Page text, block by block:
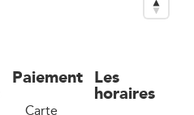
Paiement
Carte
Les
horaires